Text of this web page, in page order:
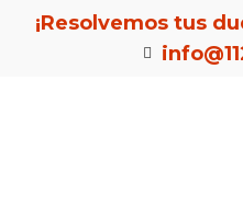
¡Resolvemos tus